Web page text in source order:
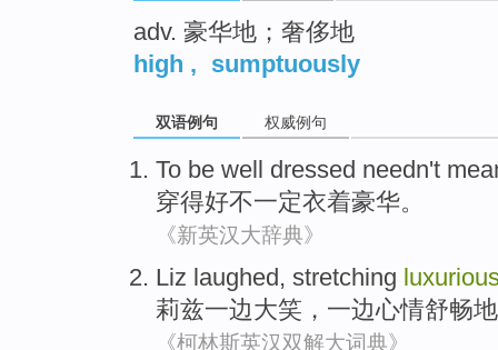
adv. 豪华地；奢侈地
high , sumptuously
双语例句 权威例句
To be well dressed needn't
穿得好不一定衣着豪华。
《新英汉大辞典》
Liz laughed , stretching
莉兹一边大笑 ，一边心情舒畅
《柯林斯英汉双解大词典》